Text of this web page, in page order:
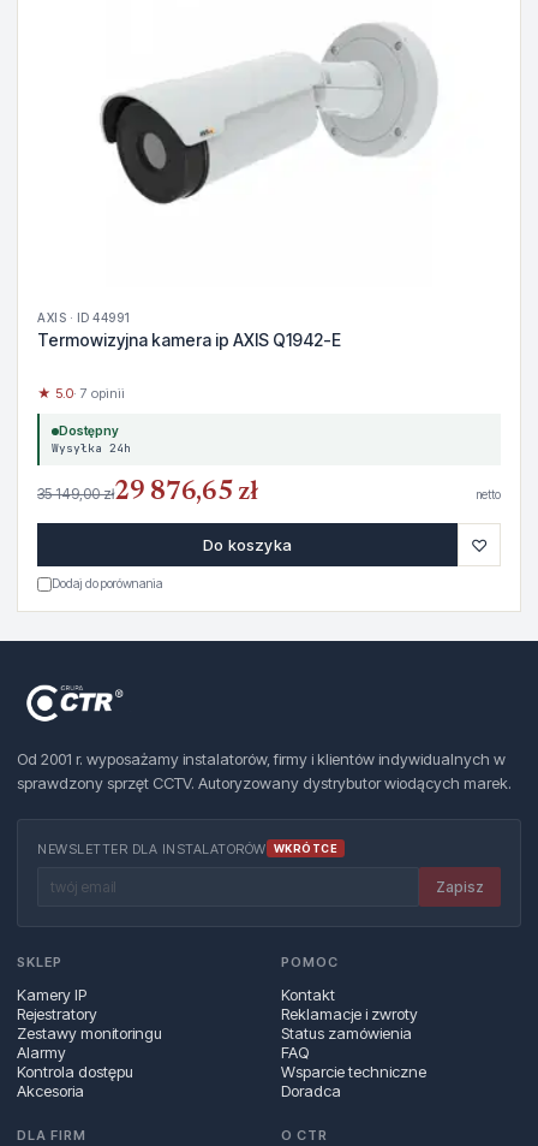
AXIS · ID 44991
Termowizyjna kamera ip AXIS Q1942-E
★ 5.0· 7 opinii
Dostępny
Wysyłka 24h
35 149,00 zł29 876,65 zł netto
Do koszyka ♡
Dodaj do porównania
Od 2001 r. wyposażamy instalatorów, firmy i klientów indywidualnych w
sprawdzony sprzęt CCTV. Autoryzowany dystrybutor wiodących marek.
NEWSLETTER DLA INSTALATORÓW WKRÓTCE
Zapisz
SKLEP
Kamery IP
Rejestratory
Zestawy monitoringu
Alarmy
Kontrola dostępu
Akcesoria
POMOC
Kontakt
Reklamacje i zwroty
Status zamówienia
FAQ
Wsparcie techniczne
Doradca
DLA FIRM O CTR